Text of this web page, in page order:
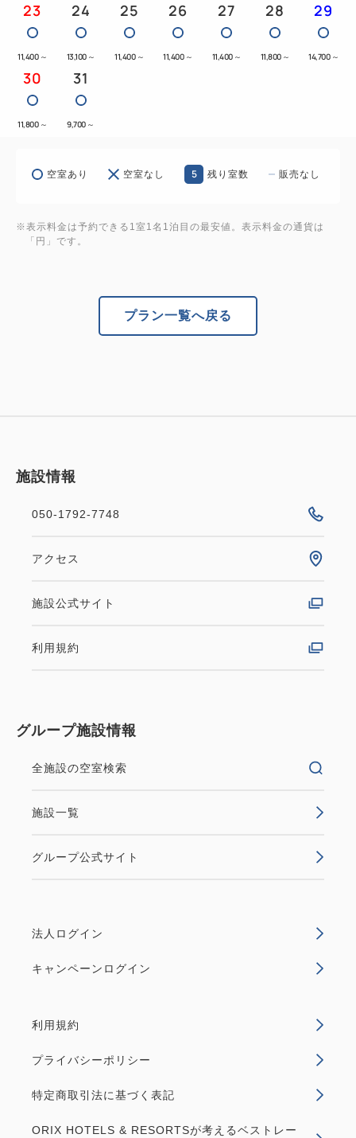
23
11,400 ～
24
13,100 ～
25
11,400 ～
26
11,400 ～
27
11,400 ～
28
11,800 ～
29
14,700 ～
30
11,800 ～
31
9,700 ～
空室あり 空室なし 5 残り室数 販売なし
※表示料金は予約できる1室1名1泊目の最安値。表示料金の通貨は
「円」です。
プラン一覧へ戻る
施設情報
050-1792-7748
アクセス
施設公式サイト
利用規約
グループ施設情報
全施設の空室検索
施設一覧
グループ公式サイト
法人ログイン
キャンペーンログイン
利用規約
プライバシーポリシー
特定商取引法に基づく表記
ORIX HOTELS & RESORTSが考えるベストレー